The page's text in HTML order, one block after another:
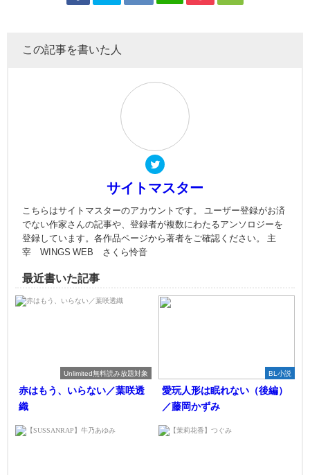
この記事を書いた人
サイトマスター
こちらはサイトマスターのアカウントです。 ユーザー登録がお済
でない作家さんの記事や、登録者が複数にわたるアンソロジーを
登録しています。各作品ページから著者をご確認ください。 主
宰 WINGS WEB さくら怜音
最近書いた記事
Unlimited無料読み放題対象
赤はもう、いらない／葉咲透
織
BL小説
愛玩人形は眠れない（後編）
／藤岡かずみ